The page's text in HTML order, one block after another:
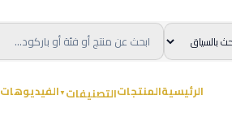
الرئيسيةالمنتجاتالتصنيفات ▼الفيديوهات